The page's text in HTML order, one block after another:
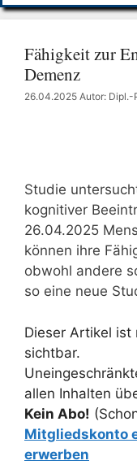
Fähigkeit zur
Demenz
26.04.2025 Autor: Dipl.-
Studie
kognitiver
26.04.2025
können ihre
obwohl andere
so eine neue
Dieser Artikel
sichtbar.
allen Inhalten
Kein Abo!
Mitgliedskonto
erwerben